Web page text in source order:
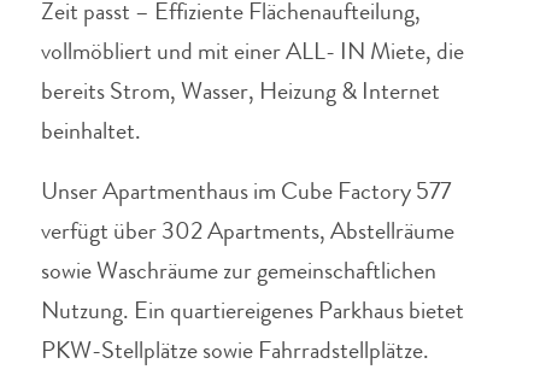
Zeit passt – Effiziente Flächenaufteilung,
vollmöbliert und mit einer ALL- IN Miete, die
bereits Strom, Wasser, Heizung & Internet
beinhaltet.
Unser Apartmenthaus im Cube Factory 577
verfügt über 302 Apartments, Abstellräume
sowie Waschräume zur gemeinschaftlichen
Nutzung. Ein quartiereigenes Parkhaus bietet
PKW-Stellplätze sowie Fahrradstellplätze.